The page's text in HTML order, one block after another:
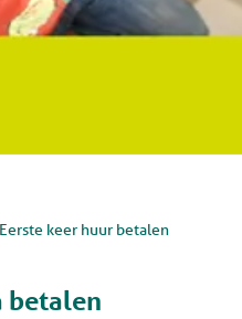
Eerste keer huur betalen
betalen